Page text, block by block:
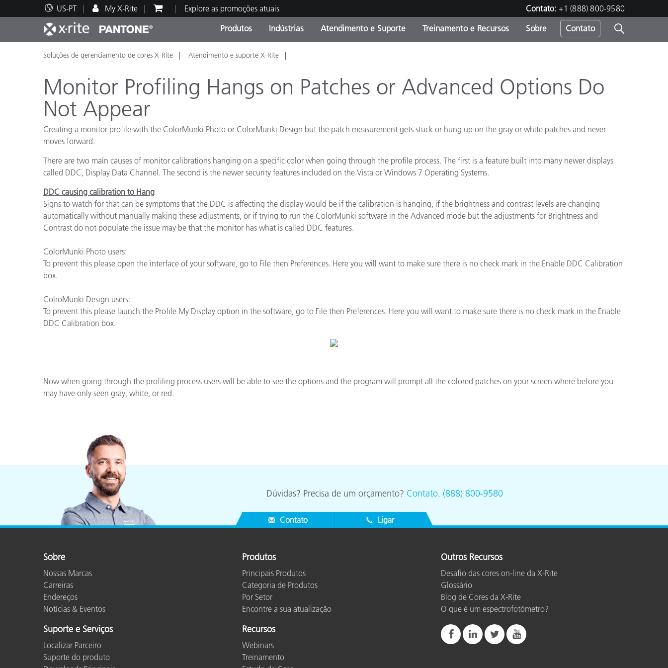
US-PT My X-Rite Explore as promoções atuais Contato: +1 (888) 800-9580
Produtos
Principais produtos Categoria de Produtos
Promoções vigentes
Indústrias
Impressão e Embalagem
Plásticos
Tintas e Revestimentos
Manufatura de Cosméticos
Food Color Measurement
Produtos Eletrônicos
Papel
Atendimento e Suporte
Suporte Técnico Serviço de Manutenção
Treinamento e Recursos
Recursos Educacionais Formação
Brand Experience Center
Sobre Contato
Soluções de gerenciamento de cores X-Rite Atendimento e suporte X-Rite
Monitor Profiling Hangs on Patches or Advanced Options Do
Not Appear
Creating a monitor profile with the ColorMunki Photo or ColorMunki Design but the patch measurement gets stuck or hung up on the gray or white patches and never
moves forward.
There are two main causes of monitor calibrations hanging on a specific color when going through the profile process. The first is a feature built into many newer displays
called DDC, Display Data Channel. The second is the newer security features included on the Vista or Windows 7 Operating Systems.
DDC causing calibration to Hang
Signs to watch for that can be symptoms that the DDC is affecting the display would be if the calibration is hanging, if the brightness and contrast levels are changing
automatically without manually making these adjustments, or if trying to run the ColorMunki software in the Advanced mode but the adjustments for Brightness and
Contrast do not populate the issue may be that the monitor has what is called DDC features.
ColorMunki Photo users:
To prevent this please open the interface of your software, go to File then Preferences. Here you will want to make sure there is no check mark in the Enable DDC Calibration
box.
ColroMunki Design users:
To prevent this please launch the Profile My Display option in the software, go to File then Preferences. Here you will want to make sure there is no check mark in the Enable
DDC Calibration box.
Now when going through the profiling process users will be able to see the options and the program will prompt all the colored patches on your screen where before you
may have only seen gray, white, or red.
Dúvidas? Precisa de um orçamento? Contato. (888) 800-9580
Contato Ligar
Sobre
Nossas Marcas
Carreiras
Endereços
Notícias & Eventos
Suporte e Serviços
Localizar Parceiro
Suporte do produto
Produtos
Principais Produtos
Categoria de Produtos
Por Setor
Encontre a sua atualização
Recursos
Webinars
Treinamento
Outros Recursos
Desafio das cores on-line da X-Rite
Glossário
Blog de Cores da X-Rite
O que é um espectrofotômetro?